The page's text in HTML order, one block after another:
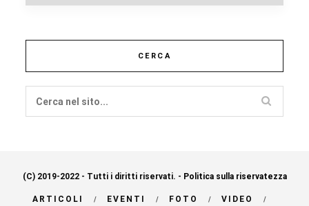
CERCA
(C) 2019-2022 - Tutti i diritti riservati. - Politica sulla riservatezza
ARTICOLI EVENTI FOTO VIDEO